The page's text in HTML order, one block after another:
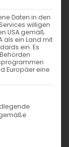
Daten in den
willigen
USA gemäß
als ein Land mit
ein. Es
Europäer eine
für die eine